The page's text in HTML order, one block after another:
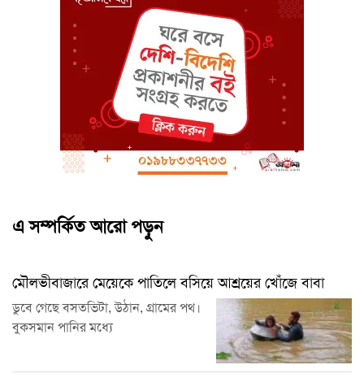
এ সম্পর্কিত আরো পড়ুন
মৌলভীবাজারে মেয়েকে পাতিলে বসিয়ে আশ্রয়ের খোঁজে বাবা
ডুবে গেছে বসতভিটা, উঠান, গ্রামের পথ।
বুকসমান পানির মধ্যে